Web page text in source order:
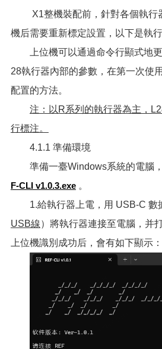
X1整機裝配前，針對各個執行
機后需要重新標定設置，以下是執
上位機可以通過命令行顯式地
28執行器內部的參數，在第一次使
配置的方法。
注：以R系列的執行器為主，
行標注。
4.1.1 準備環境
準備一臺Windows系統的電腦
F-CLI v1.0.3.exe。
1.給執行器上電，用 USB-C 數
USB線）將執行器連接至電腦，并
上位機識別成功后，會有如下顯示：